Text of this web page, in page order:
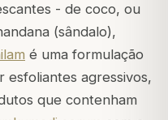
- de coco, ou
(sândalo),
é uma formulação
esfoliantes agressivos,
que contenham